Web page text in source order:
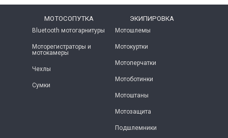
МОТОСОПУТКА
Bluetooth мотогарнитуры
Моторегистраторы и
мотокамеры
Чехлы
Сумки
ЭКИПИРОВКА
Мотошлемы
Мотокуртки
Мотоперчатки
Мотоботинки
Мотоштаны
Мотозащита
Подшлемники